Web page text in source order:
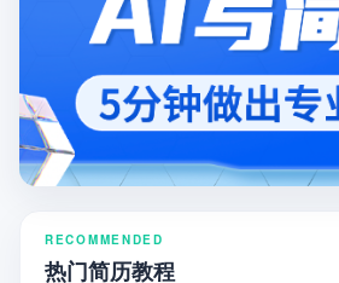
RECOMMENDED
热门简历教程